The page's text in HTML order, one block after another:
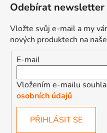
Odebírat newsletter
Vložte svůj e-mail a my
nových produktech na
E-mail
Vložením e-mailu
osobních údajů
PŘIHLÁSIT SE